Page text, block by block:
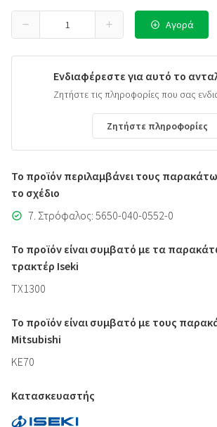
Αγορά
Ενδιαφέρεστε για αυτό το
Ζητήστε τις πληροφορίες που σας
Ζητήστε πληροφορίες
Το προϊόν περιλαμβάνει τους
το σχέδιο
7. Στρόφαλος: 5650-040-0552-0
Το προϊόν είναι συμβατό με τα
τρακτέρ Iseki
TX1300
Το προϊόν είναι συμβατό με τους
Mitsubishi
KE70
Κατασκευαστής